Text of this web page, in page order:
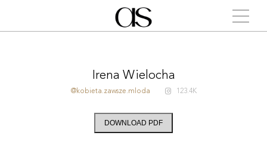
Irena Wielocha
@kobieta.zawsze.mloda 123.4K
DOWNLOAD PDF